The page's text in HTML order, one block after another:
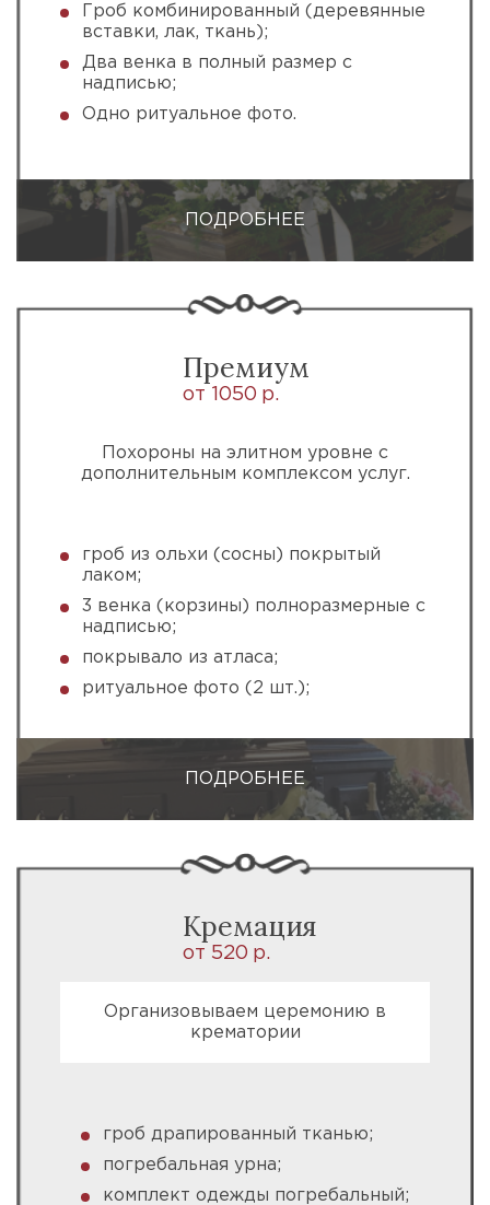
Гроб комбинированный (деревянные
вставки, лак, ткань);
Два венка в полный размер с
надписью;
Одно ритуальное фото.
ПОДРОБНЕЕ
Премиум
от 1050 р.
Похороны на элитном уровне с
дополнительным комплексом услуг.
гроб из ольхи (сосны) покрытый
лаком;
3 венка (корзины) полноразмерные с
надписью;
покрывало из атласа;
ритуальное фото (2 шт.);
ПОДРОБНЕЕ
Кремация
от 520 р.
Организовываем церемонию в
крематории
гроб драпированный тканью;
погребальная урна;
комплект одежды погребальный;